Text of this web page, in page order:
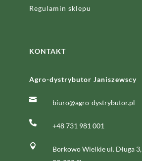
Regulamin sklepu
KONTAKT
Agro-dystrybutor Janiszewscy
 biuro@agro-dystrybutor.pl
 +48 731 981 001

Borkowo Wielkie ul. Długa 3,